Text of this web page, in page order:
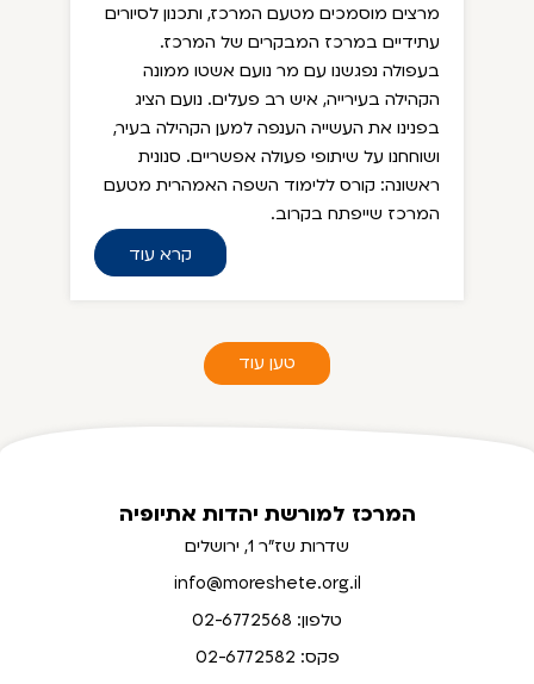
מרצים מוסמכים מטעם המרכז, ותכנון לסיורים
עתידיים במרכז המבקרים של המרכז.
בעפולה נפגשנו עם מר נועם אשטו ממונה
הקהילה בעירייה, איש רב פעלים. נועם הציג
בפנינו את העשייה הענפה למען הקהילה בעיר,
ושוחחנו על שיתופי פעולה אפשריים. סנונית
ראשונה: קורס ללימוד השפה האמהרית מטעם
המרכז שייפתח בקרוב.
קרא עוד
טען עוד
המרכז למורשת יהדות אתיופיה
שדרות שז"ר 1, ירושלים
info@moreshete.org.il
טלפון: 02-6772568
פקס: 02-6772582